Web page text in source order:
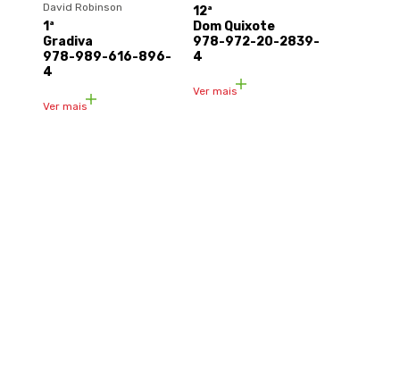
David Robinson
1ª
Gradiva
978-989-616-896-
4
Ver mais
12ª
Dom Quixote
978-972-20-2839-
4
Ver mais